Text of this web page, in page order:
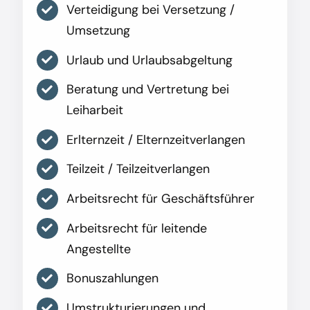
Verteidigung bei Versetzung /
Umsetzung
Urlaub und Urlaubsabgeltung
Beratung und Vertretung bei
Leiharbeit
Erlternzeit / Elternzeitverlangen
Teilzeit / Teilzeitverlangen
Arbeitsrecht für Geschäftsführer
Arbeitsrecht für leitende
Angestellte
Bonuszahlungen